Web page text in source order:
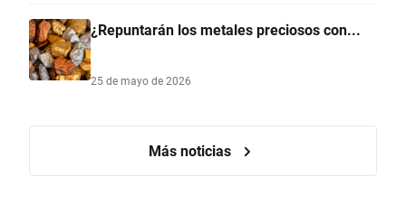
¿Repuntarán los metales preciosos con...
25 de mayo de 2026
Más noticias